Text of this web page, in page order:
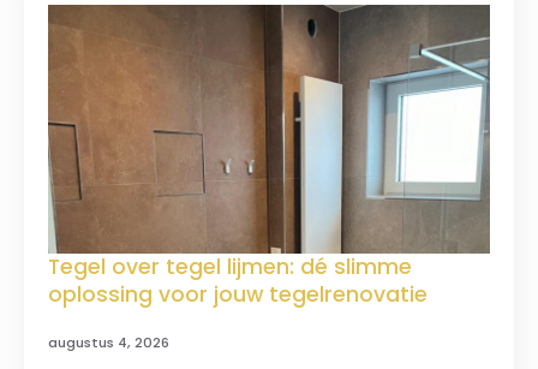
Tegel over tegel lijmen: dé slimme
oplossing voor jouw tegelrenovatie
augustus 4, 2026